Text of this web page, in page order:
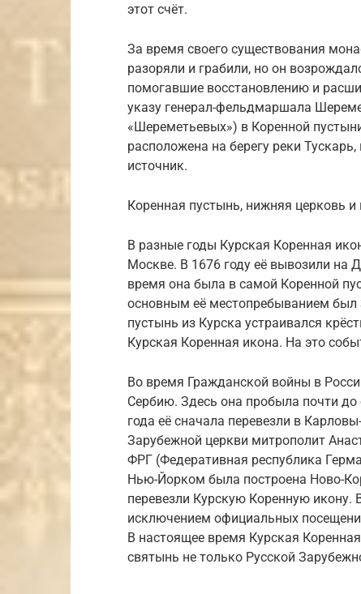
этот счёт.
За время своего существования
разоряли и грабили, но он
помогавшие восстановлению и
указу генерал-фельдмаршала
«Шереметьевых») в Коренной
расположена на берегу реки
источник.
Коренная пустынь, нижняя церковь и
В разные годы Курская Коренная
Москве. В 1676 году её вывозили на
время она была в самой Коренной
основным её местопребыванием был
пустынь из Курска устраивался
Курская Коренная икона. На это
Во время Гражданской войны в
Сербию. Здесь она пробыла почти
года её сначала перевезли в
Зарубежной церкви митрополит
ФРГ (Федеративная республика
Нью-Йорком была построена Ново-
перевезли Курскую Коренную икону.
исключением официальных
В настоящее время Курская
святынь не только Русской